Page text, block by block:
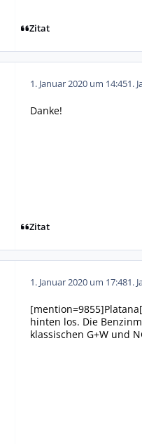
Zitat
1. Januar 2020 um 14:451.
Danke!
Zitat
1. Januar 2020 um 17:481.
hinten los. Die
klassischen G+W und